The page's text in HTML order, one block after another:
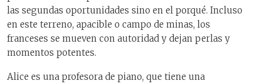
las segundas oportunidades sino en el porqué. Incluso
en este terreno, apacible o campo de minas, los
franceses se mueven con autoridad y dejan perlas y
momentos potentes.
Alice es una profesora de piano, que tiene una